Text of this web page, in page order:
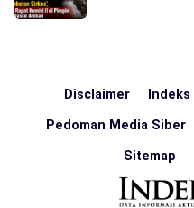
Disclaimer Indeks
Pedoman Media Siber
Sitemap